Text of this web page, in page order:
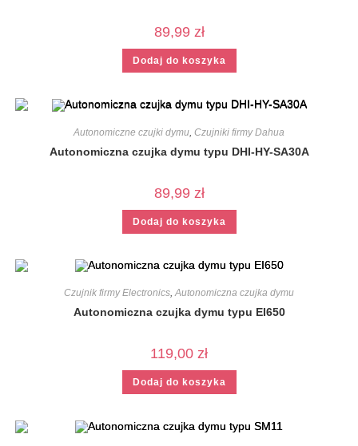
89,99 zł
Dodaj do koszyka
Autonomiczne czujki dymu Czujniki firmy Dahua
Autonomiczna czujka dymu typu DHI-HY-SA30A
89,99 zł
Dodaj do koszyka
Czujnik firmy Electronics,Autonomiczna czujka dymu
Autonomiczna czujka dymu typu EI650
119,00 zł
Dodaj do koszyka